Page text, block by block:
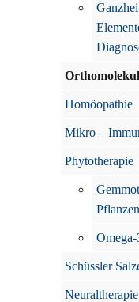
Homöopathie
Mikro –
Phytotherapie
Omega-
Schüssler
Neuraltherapie